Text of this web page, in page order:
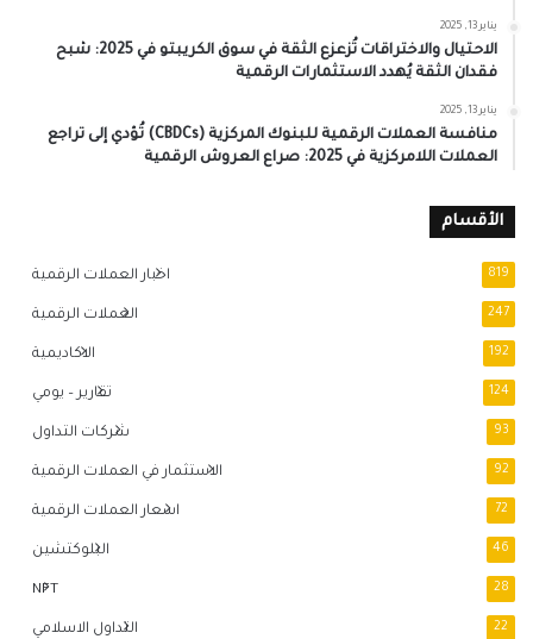
يناير 13, 2025
الاحتيال والاختراقات تُزعزع الثقة في سوق الكريبتو في 2025: شبح
فقدان الثقة يُهدد الاستثمارات الرقمية
يناير 13, 2025
منافسة العملات الرقمية للبنوك المركزية (CBDCs) تُؤدي إلى تراجع
العملات اللامركزية في 2025: صراع العروش الرقمية
الأقسام
اخبار العملات الرقمية 819
العملات الرقمية 247
الاكاديمية 192
تقارير – يومي 124
شركات التداول 93
الاستثمار في العملات الرقمية 92
اسعار العملات الرقمية 72
البلوكتشين 46
NFT 28
التداول الاسلامي 22